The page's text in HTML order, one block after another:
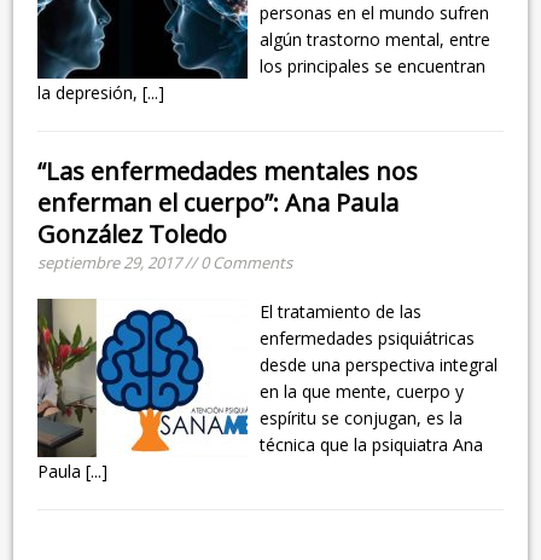
personas en el mundo sufren
algún trastorno mental, entre
los principales se encuentran
la depresión,[...]
“Las enfermedades mentales nos
enferman el cuerpo”: Ana Paula
González Toledo
septiembre 29, 2017 // 0 Comments
El tratamiento de las
enfermedades psiquiátricas
desde una perspectiva integral
en la que mente, cuerpo y
espíritu se conjugan, es la
técnica que la psiquiatra Ana
Paula[...]